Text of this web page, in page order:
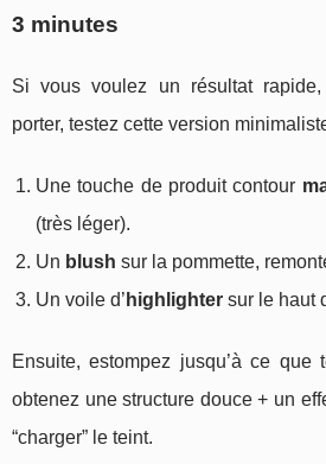
3 minutes
Si vous voulez un résultat
porter, testez cette version
Une touche de produit contour
(très léger).
Un blush sur la pommette,
Un voile d’ highlighter sur le haut
Ensuite, estompez jusqu’à ce que
obtenez une structure douce + un
“charger” le teint.